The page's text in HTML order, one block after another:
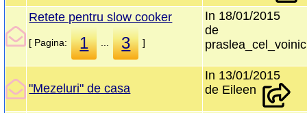
Retete pentru slow cooker
[ Pagina: 1 3 ]
In 18/01/2015
de
"Mezeluri" de casa
In 13/01/2015
de Eileen